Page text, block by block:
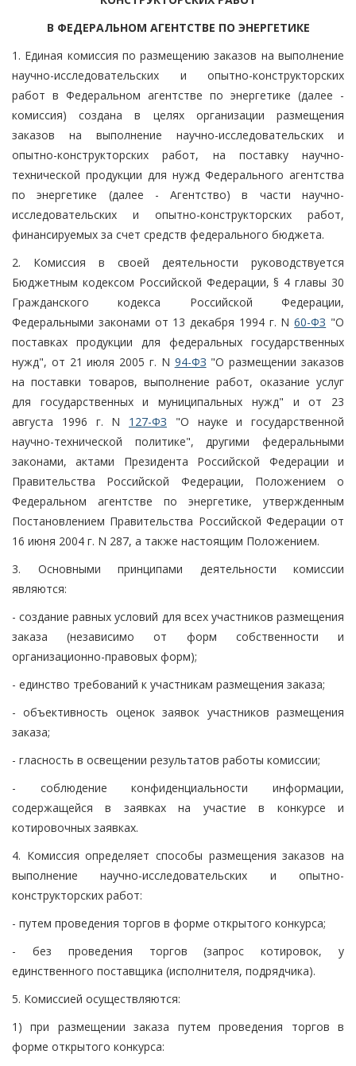
В ФЕДЕРАЛЬНОМ АГЕНТСТВЕ ПО ЭНЕРГЕТИКЕ
1. Единая комиссия по размещению заказов на выполнение
научно-исследовательских и опытно-конструкторских
работ в Федеральном агентстве по энергетике (далее -
комиссия) создана в целях организации размещения
заказов на выполнение научно-исследовательских и
опытно-конструкторских работ, на поставку научно-
технической продукции для нужд Федерального агентства
по энергетике (далее - Агентство) в части научно-
исследовательских и опытно-конструкторских работ,
финансируемых за счет средств федерального бюджета.
2. Комиссия в своей деятельности руководствуется
Бюджетным кодексом Российской Федерации, § 4 главы 30
Гражданского кодекса Российской Федерации,
Федеральными законами от 13 декабря 1994 г. N60-ФЗ "О
поставках продукции для федеральных государственных
нужд", от 21 июля 2005 г. N 94-ФЗ "О размещении заказов
на поставки товаров, выполнение работ, оказание услуг
для государственных и муниципальных нужд" и от 23
августа 1996 г. N 127-ФЗ "О науке и государственной
научно-технической политике", другими федеральными
законами, актами Президента Российской Федерации и
Правительства Российской Федерации, Положением о
Федеральном агентстве по энергетике, утвержденным
Постановлением Правительства Российской Федерации от
16 июня 2004 г. N 287, а также настоящим Положением.
3. Основными принципами деятельности комиссии
являются:
- создание равных условий для всех участников размещения
заказа (независимо от форм собственности и
организационно-правовых форм);
- единство требований к участникам размещения заказа;
- объективность оценок заявок участников размещения
заказа;
- гласность в освещении результатов работы комиссии;
- соблюдение конфиденциальности информации,
содержащейся в заявках на участие в конкурсе и
котировочных заявках.
4. Комиссия определяет способы размещения заказов на
выполнение научно-исследовательских и опытно-
конструкторских работ:
- путем проведения торгов в форме открытого конкурса;
- без проведения торгов (запрос котировок, у
единственного поставщика (исполнителя, подрядчика).
5. Комиссией осуществляются:
1) при размещении заказа путем проведения торгов в
форме открытого конкурса: